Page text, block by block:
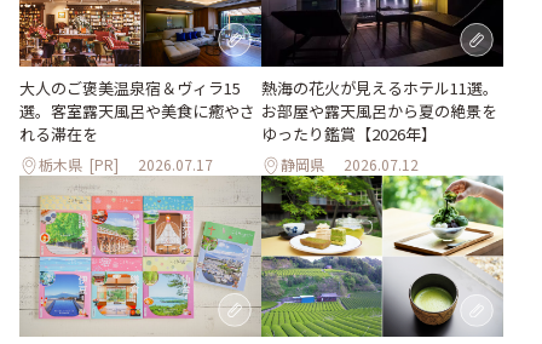
大人のご褒美温泉宿＆ヴィラ15
選。客室露天風呂や美食に癒やさ
れる滞在を
栃木県 [PR] 2026.07.17
熱海の花火が見えるホテル11選。
お部屋や露天風呂から夏の絶景を
ゆったり鑑賞【2026年】
静岡県 2026.07.12